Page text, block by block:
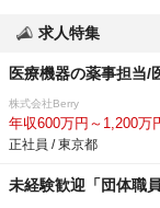
求人特集
医療機器の薬事担当/
株式会社Berry
年収600万円～1,200万
正社員 / 東京都
未経験歓迎「団体職